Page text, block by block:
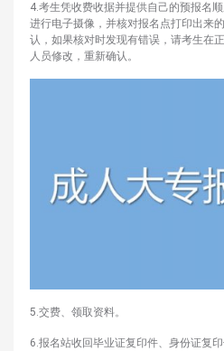
4.考生凭收费收据并提供自己的预报名
进行电子摄像，并核对报名点打印出来
认，如果核对时发现有错误，请考生在
人员修改，重新确认。
5.交费、领取资料。
6.报名站收回毕业证复印件、身份证复